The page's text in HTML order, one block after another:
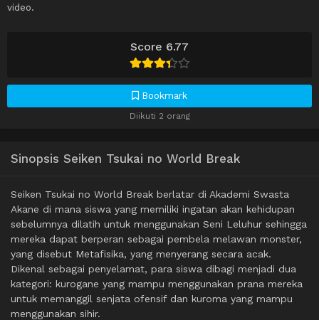
Score 6.77
Bookmark
Diikuti 2 orang
video.
Sinopsis Seiken Tsukai no World Break
Seiken Tsukai no World Break berlatar di Akademi Swasta
Akane di mana siswa yang memiliki ingatan akan kehidupan
sebelumnya dilatih untuk menggunakan Seni Leluhur sehingga
mereka dapat berperan sebagai pembela melawan monster,
yang disebut Metafisika, yang menyerang secara acak.
Dikenal sebagai penyelamat, para siswa dibagi menjadi dua
kategori: kurogane yang mampu menggunakan prana mereka
untuk memanggil senjata ofensif dan kuroma yang mampu
menggunakan sihir.